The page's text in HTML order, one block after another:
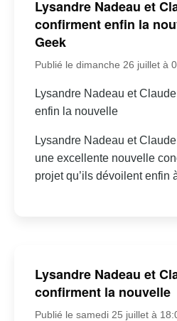
Lysandre Nadeau et
confirment enfin la
Geek
Publié le dimanche 26 juillet à
Lysandre Nadeau et
enfin la nouvelle
Lysandre Nadeau et
une excellente nouvelle
projet qu’ils dévoilent enfin
Lysandre Nadeau et
confirment la nouvelle
Publié le samedi 25 juillet à